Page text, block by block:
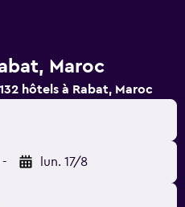
Maroc
hôtels à Rabat, Maroc
- lun. 17/8